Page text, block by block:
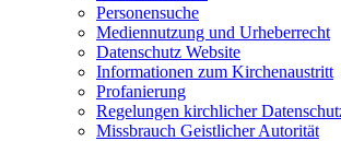
Personensuche
Mediennutzung und Urheberrecht
Datenschutz Website
Informationen zum Kirchenaustritt
Profanierung
Regelungen kirchlicher
Missbrauch Geistlicher Autorität